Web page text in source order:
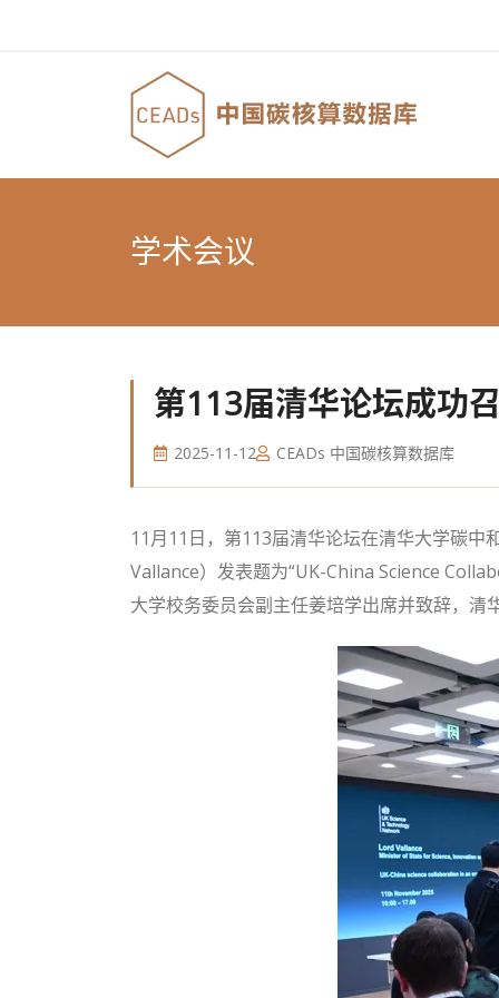
学术会议
第113届清华论坛成功
2025-11-12 CEADs 中国碳核算数据库
11月11日，第113届清华论坛在清华大学碳中
Vallance）发表题为“UK-China Science
大学校务委员会副主任姜培学出席并致辞，